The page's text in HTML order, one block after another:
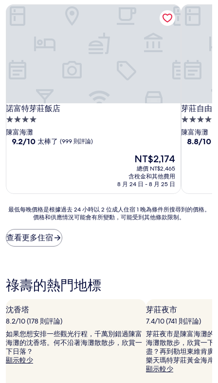
諾富特芽莊飯店
諾富特芽莊飯店
4.0
星
級
陳富海灘
9.2
太
了，
則
評
論)
9.2/10 太棒了 (999 則評論)
現
在
價
格
為
NT$2,174
總價 NT$2,465
含稅金和其他費用
8 月 24 日 - 8 月 25 日
諾富特芽莊飯店
芽莊自由
芽莊自由
4.0
星
級
陳富海灘
8.8
有
讚，
8.8/10
芽莊自由
最
晚
價
據
過
24
小
時
以
2
位
成
最低每晚價格是根據過去 24 小時以 2 位成人住宿 1 晚為條件所搜尋到的價格。
價格和供應情況可能會有所變動，可能受到其他條款限制。
查看更多住宿
祿壽的熱門地標
沈香塔
8.2/10 (178 則評論)
如果您想安排一些觀光行程，千萬別錯過陳富
海灘的沈香塔。何不沿著海灘散散步，欣賞一
下日落？
顯示較少
芽莊夜市
7.4/10 (741 則評論)
芽莊夜市是陳富海灘的
海灘散散步，欣賞一下
盡？再到勒坦東維肯廣
樂天瑪特芽莊黃金海岸
顯示較少